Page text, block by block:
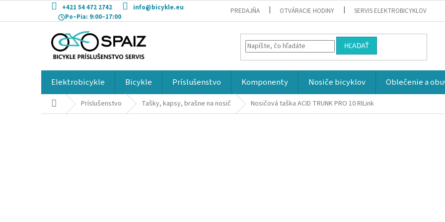
obsah
+421 54 472 2742
info@bicykle.eu
Po–Pia: 9:00–17:00
PREDAJŇA OTVÁRACIE HODINY SERVIS ELEKTROBICYKLOV
HĽADAŤ
Elektrobicykle Bicykle Príslušenstvo Komponenty Nosiče bicyklov Oblečenie a
DomovPríslušenstvo Tašky, kapsy, brašne na nosič Nosičová taška ACID TRUNK PRO 10 RILink